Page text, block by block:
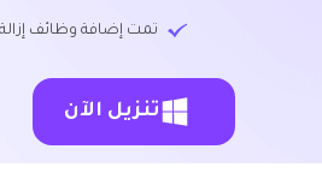
تمت إضافة وظائف إزالة
تنزيل الآن